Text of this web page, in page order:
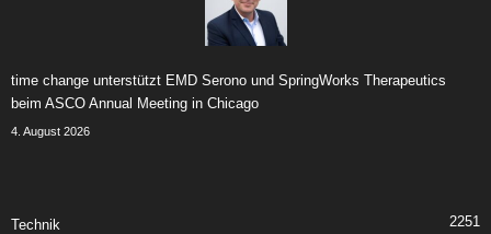
time change unterstützt EMD Serono und SpringWorks Therapeutics
beim ASCO Annual Meeting in Chicago
4. August 2026
Technik 2251